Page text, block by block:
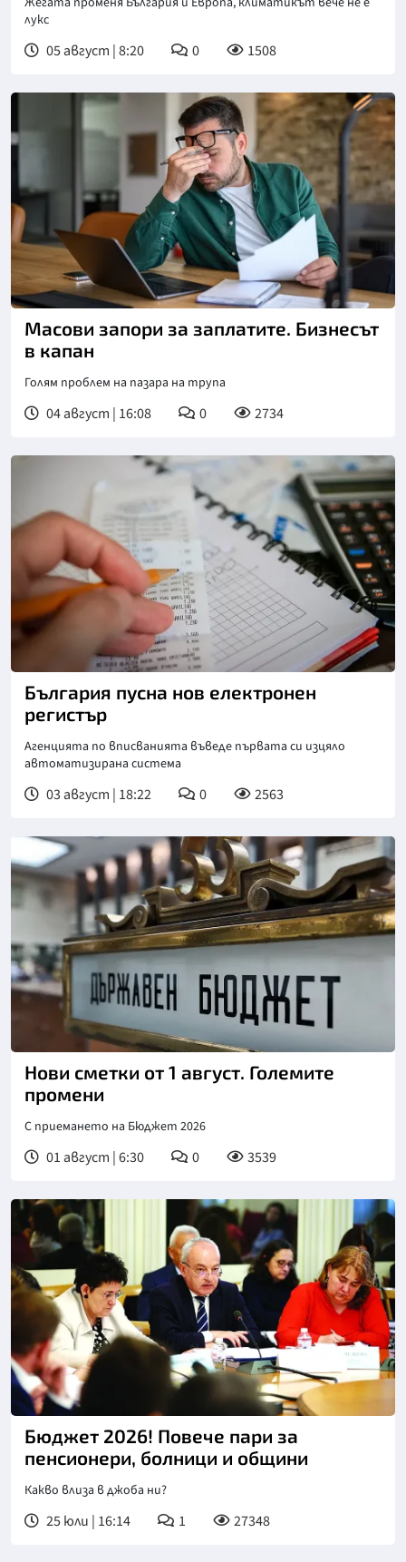
лукс
05 август | 8:20 0 1508
Масови запори за заплатите. Бизнесът
в капан
Голям проблем на пазара на трупа
04 август | 16:08 0 2734
България пусна нов електронен
регистър
Агенцията по вписванията въведе първата си изцяло
автоматизирана система
03 август | 18:22 0 2563
Нови сметки от 1 август. Големите
промени
С приемането на Бюджет 2026
01 август | 6:30 0 3539
Бюджет 2026! Повече пари за
пенсионери, болници и общини
Какво влиза в джоба ни?
25 юли | 16:14 1 27348